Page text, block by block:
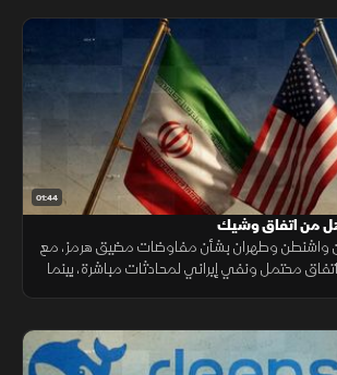
01:44
من اتفاق وشيك
واشنطن وطهران بشأن مفاوضات مضيق هرمز، مع
محتمل ونفي إيراني لمحادثات مباشرة، بينما